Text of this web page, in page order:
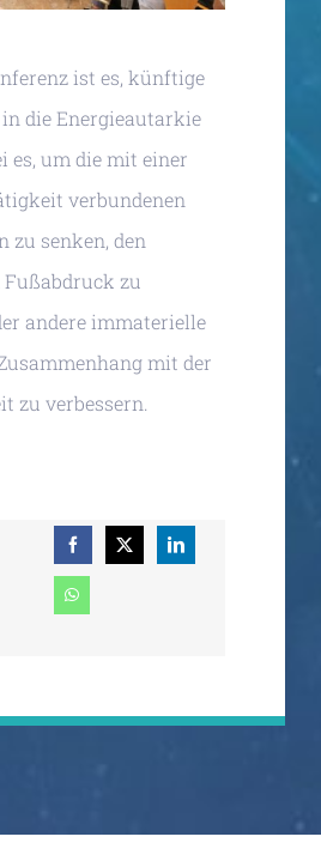
ist es, künftige
die Energieautarkie
es, um die mit einer
verbundenen
zu senken, den
zu
andere immaterielle
mit der
zu verbessern.